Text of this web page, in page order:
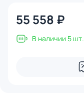
55 558 ₽
В наличии 5 шт.